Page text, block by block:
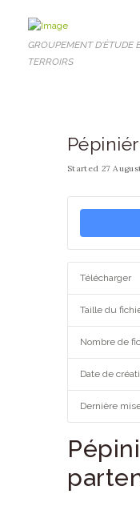
GROUPEMENT D'ÉTUDE
TERROIRS
Started 27
Télécharger
Taille du
Nombre de
Date de
Dernière